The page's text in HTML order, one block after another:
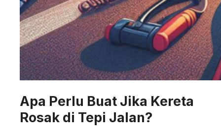
Apa Perlu Buat Jika Kereta
Rosak di Tepi Jalan?